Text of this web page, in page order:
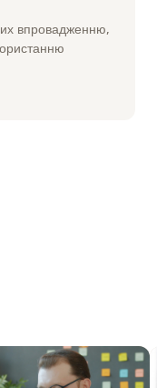
впровадженню,